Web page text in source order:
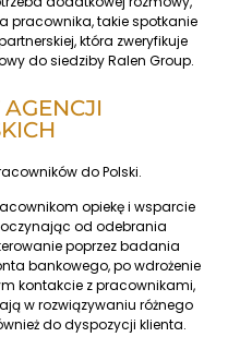
pracownika, takie spotkanie
która zweryfikuje
do siedziby Ralen Group.
do Polski.
opiekę i wsparcie
od odebrania
poprzez badania
bankowego, po wdrożenie
kontakcie z pracownikami,
w rozwiązywaniu różnego
do dyspozycji klienta.